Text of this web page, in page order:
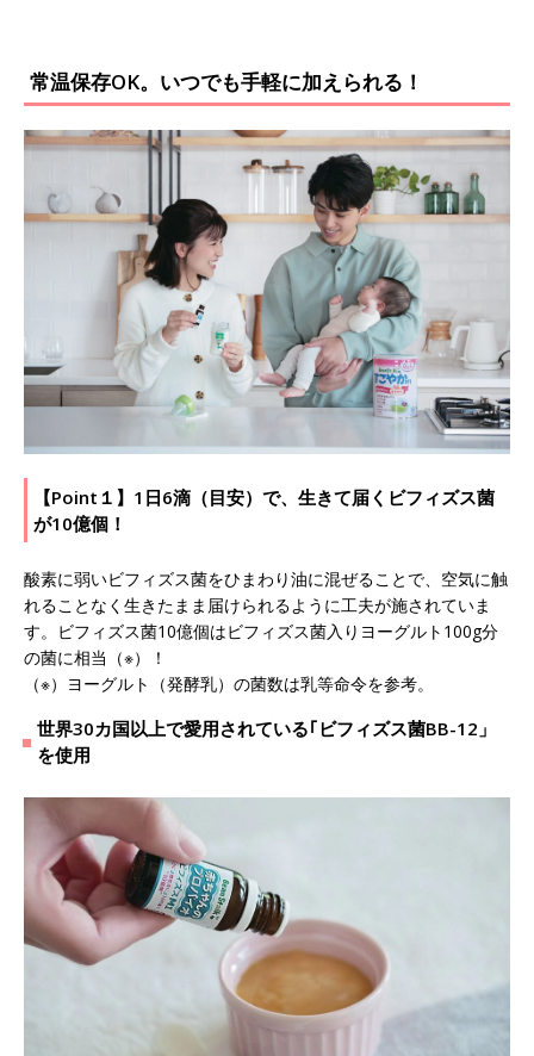
常温保存OK。いつでも手軽に加えられる！
【Point１】1日6滴（目安）で、生きて届くビフィズス菌
が10億個！
酸素に弱いビフィズス菌をひまわり油に混ぜることで、空気に触
れることなく生きたまま届けられるように工夫が施されていま
す。ビフィズス菌10億個はビフィズス菌入りヨーグルト100g分
の菌に相当（※）！
（※）ヨーグルト（発酵乳）の菌数は乳等命令を参考。
世界30カ国以上で愛用されている｢ビフィズス菌BB-12」
を使用